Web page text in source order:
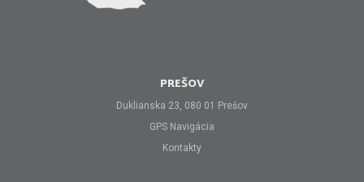
PREŠOV
Duklianska 23, 080 01 Prešov
GPS Navigácia
Kontakty